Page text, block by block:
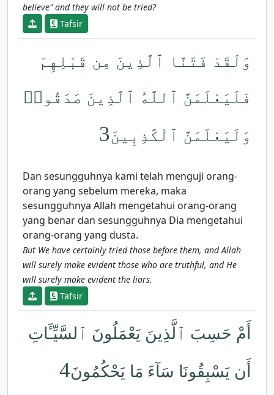
believe" and they will not be tried?
Tafsir
وَلَقَدْ فَتَنَّا ٱلَّذِينَ مِن قَبْلِهِمْ
فَلَيَعْلَمَنَّ ٱللَّهُ ٱلَّذِينَ صَدَقُوا۟
وَلَيَعْلَمَنَّ ٱلْكَٰذِبِينَ3
Dan sesungguhnya kami telah menguji orang-
orang yang sebelum mereka, maka
sesungguhnya Allah mengetahui orang-orang
yang benar dan sesungguhnya Dia mengetahui
orang-orang yang dusta.
But We have certainly tried those before them, and Allah
will surely make evident those who are truthful, and He
will surely make evident the liars.
Tafsir
أَمْ حَسِبَ ٱلَّذِينَ يَعْمَلُونَ ٱلسَّيِّـَٔاتِ
أَن يَسْبِقُونَا سَآءَ مَا يَحْكُمُونَ4